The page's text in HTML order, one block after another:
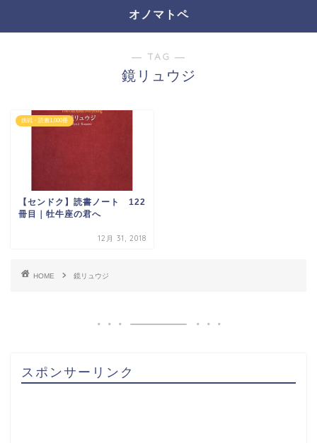
オノマトペ
― TAG ―
鏡リュウジ
挑戦・読書1,000冊
【センドク】読書ノート 122
冊目｜牡牛座の君へ
12月 31, 2018
HOME 鏡リュウジ
スポンサーリンク